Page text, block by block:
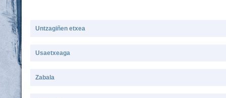
Untzagiñen etxea
Usaetxeaga
Zabala